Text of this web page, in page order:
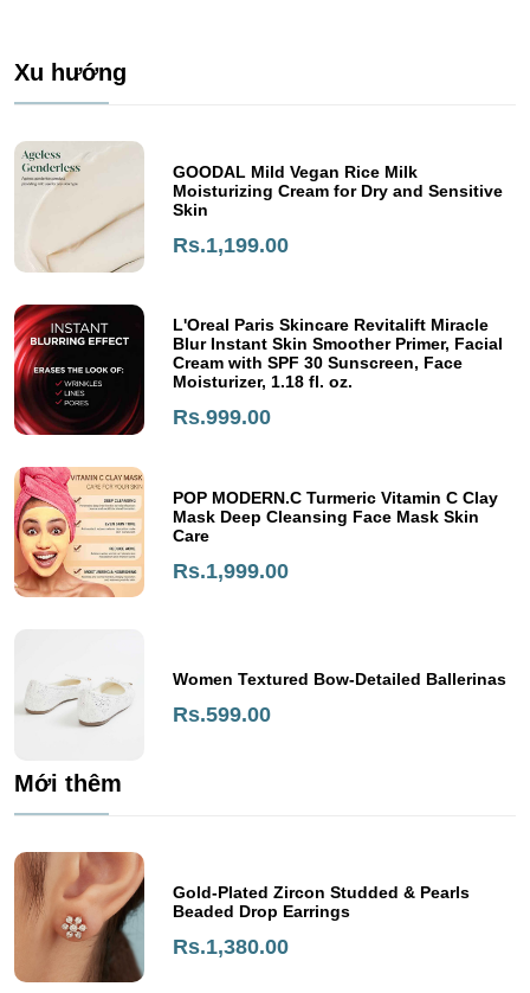
Xu hướng
GOODAL Mild Vegan Rice Milk
Moisturizing Cream for Dry and Sensitive
Skin
Rs.1,199.00
L'Oreal Paris Skincare Revitalift Miracle
Blur Instant Skin Smoother Primer, Facial
Cream with SPF 30 Sunscreen, Face
Moisturizer, 1.18 fl. oz.
Rs.999.00
POP MODERN.C Turmeric Vitamin C Clay
Mask Deep Cleansing Face Mask Skin
Care
Rs.1,999.00
Women Textured Bow-Detailed Ballerinas
Rs.599.00
Mới thêm
Gold-Plated Zircon Studded & Pearls
Beaded Drop Earrings
Rs.1,380.00